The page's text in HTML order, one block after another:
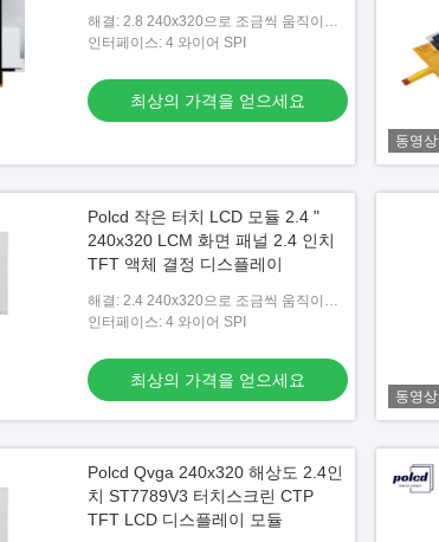
해결: 2.8 240x320으로 조금씩 움직이세
요
인터페이스: 4 와이어 SPI
최상의 가격을 얻으세요
동영상
Polcd 작은 터치 LCD 모듈 2.4 "
240x320 LCM 화면 패널 2.4 인치
TFT 액체 결정 디스플레이
해결: 2.4 240x320으로 조금씩 움직이세
요
인터페이스: 4 와이어 SPI
최상의 가격을 얻으세요
동영상
Polcd Qvga 240x320 해상도 2.4인
치 ST7789V3 터치스크린 CTP
TFT LCD 디스플레이 모듈